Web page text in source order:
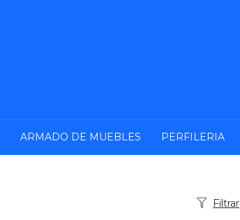
ARMADO DE MUEBLES PERFILERIA
Filtrar